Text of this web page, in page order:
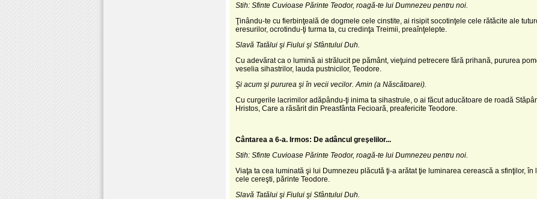
Stih: Sfinte Cuvioase Părinte Teodor, roagă-te lui Dumnezeu pentru noi.
Ţinându-te cu fierbinţeală de dogmele cele cinstite, ai risipit socotinţele cele rătăcite ale
eresurilor, ocrotindu-ţi turma ta, cu credinţa Treimii, preaînţelepte.
Slavă Tatălui şi Fiului şi Sfântului Duh.
Cu adevărat ca o lumină ai strălucit pe pământ, vieţuind petrecere fără prihană, pururea
veselia sihastrilor, lauda pustnicilor, Teodore.
Şi acum şi pururea şi în vecii vecilor. Amin (a Născătoarei).
Cu curgerile lacrimilor adăpându-ţi inima ta sihastrule, o ai făcut aducătoare de roadă
Hristos, Care a răsărit din Preasfânta Fecioară, preafericite Teodore.
Cântarea a 6-a. Irmos: De adâncul greşelilor...
Stih: Sfinte Cuvioase Părinte Teodor, roagă-te lui Dumnezeu pentru noi.
Viaţa ta cea luminată şi lui Dumnezeu plăcută ţi-a arătat ţie luminarea cerească a sfinţilor, în
cele cereşti, părinte Teodore.
Slavă Tatălui şi Fiului şi Sfântului Duh.